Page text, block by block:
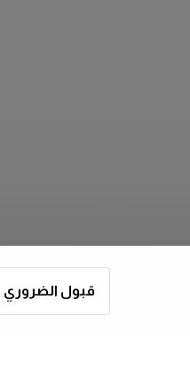
قبول الضروري